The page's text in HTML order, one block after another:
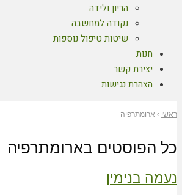
הריון ולידה
נקודה למחשבה
שיטות טיפול נוספות
חנות
יצירת קשר
הצהרת נגישות
ראשי › ארומתרפיה
כל הפוסטים בארומתרפיה
נעמה בנימין